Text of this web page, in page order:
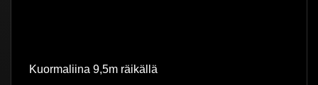
Kuormaliina 9,5m räikällä